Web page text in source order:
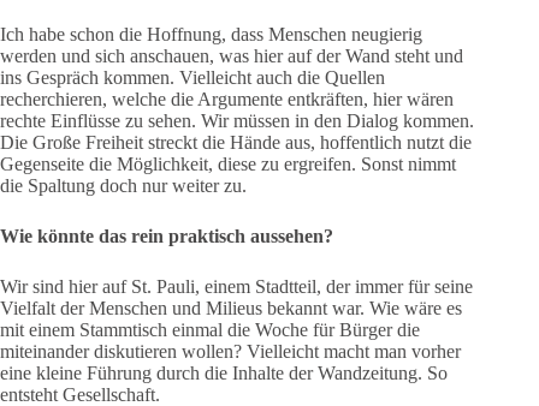
Ich habe schon die Hoffnung, dass Menschen neugierig
werden und sich anschauen, was hier auf der Wand steht und
ins Gespräch kommen. Vielleicht auch die Quellen
recherchieren, welche die Argumente entkräften, hier wären
rechte Einflüsse zu sehen. Wir müssen in den Dialog kommen.
Die Große Freiheit streckt die Hände aus, hoffentlich nutzt die
Gegenseite die Möglichkeit, diese zu ergreifen. Sonst nimmt
die Spaltung doch nur weiter zu.
Wie könnte das rein praktisch aussehen?
Wir sind hier auf St. Pauli, einem Stadtteil, der immer für seine
Vielfalt der Menschen und Milieus bekannt war. Wie wäre es
mit einem Stammtisch einmal die Woche für Bürger die
miteinander diskutieren wollen? Vielleicht macht man vorher
eine kleine Führung durch die Inhalte der Wandzeitung. So
entsteht Gesellschaft.